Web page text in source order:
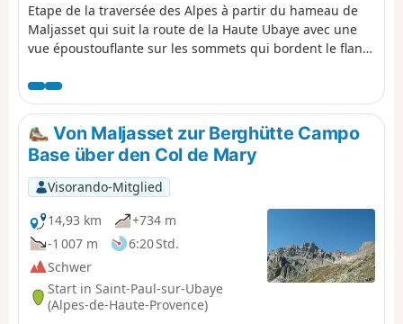
Etape de la traversée des Alpes à partir du hameau de
Maljasset qui suit la route de la Haute Ubaye avec une
vue époustouflante sur les sommets qui bordent le flanc
univers minéral parmi les sommets de plus de 3000m.
Von Maljasset zur Berghütte Campo
Base über den Col de Mary
Visorando-Mitglied
14,93 km
+734 m
-1 007 m
6:20 Std.
Schwer
Start in Saint-Paul-sur-Ubaye
(Alpes-de-Haute-Provence)